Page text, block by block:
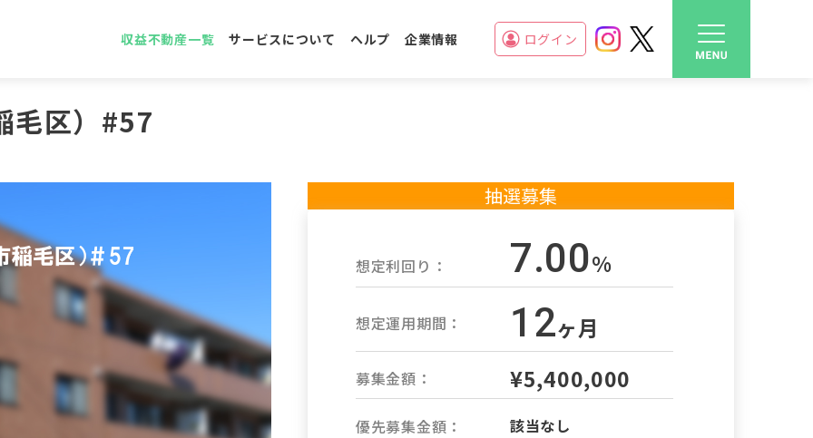
収益不動産一覧 サービスについて ヘルプ 企業情報 ログイン
毛区）#57
抽選募集
想定利回り： 7.00%
想定運用期間： 12ヶ月
募集金額： ¥5,400,000
優先募集金額： 該当なし